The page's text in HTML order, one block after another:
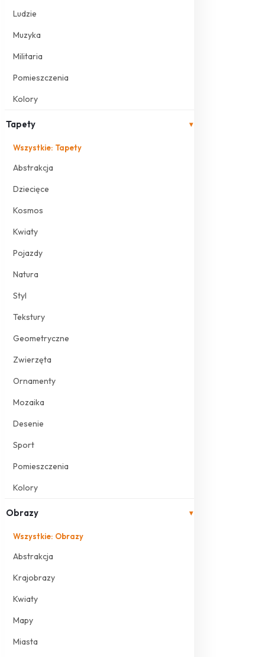
Ludzie
Muzyka
Militaria
Pomieszczenia
Kolory
Tapety ▾
Wszystkie: Tapety
Abstrakcja
Dziecięce
Kosmos
Kwiaty
Pojazdy
Natura
Styl
Tekstury
Geometryczne
Zwierzęta
Ornamenty
Mozaika
Desenie
Sport
Pomieszczenia
Kolory
Obrazy ▾
Wszystkie: Obrazy
Abstrakcja
Krajobrazy
Kwiaty
Mapy
Miasta